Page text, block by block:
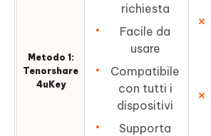
Metodo 1:
Tenorshare
4uKey
richiesta
Facile da
usare
Compatibile
con tutti i
dispositivi
Supporta